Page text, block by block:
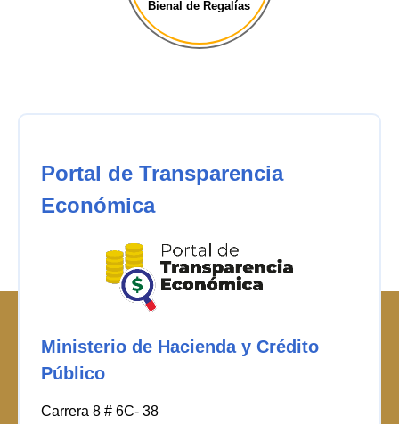
Bienal de Regalías
Portal de Transparencia
Económica
Ministerio de Hacienda y Crédito
Público
Carrera 8 # 6C- 38